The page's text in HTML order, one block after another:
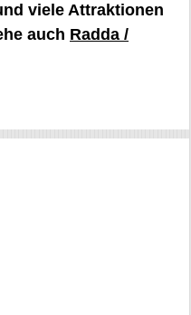
viele Attraktionen
auch Radda /